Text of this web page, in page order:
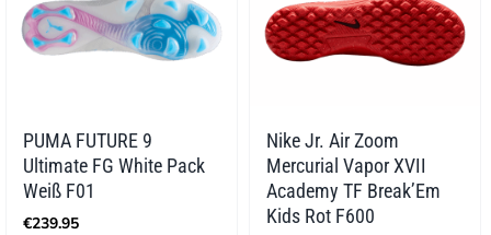
PUMA FUTURE 9
Ultimate FG White Pack
Weiß F01
€239.95
Nike Jr. Air Zoom
Mercurial Vapor XVII
Academy TF Break’Em
Kids Rot F600